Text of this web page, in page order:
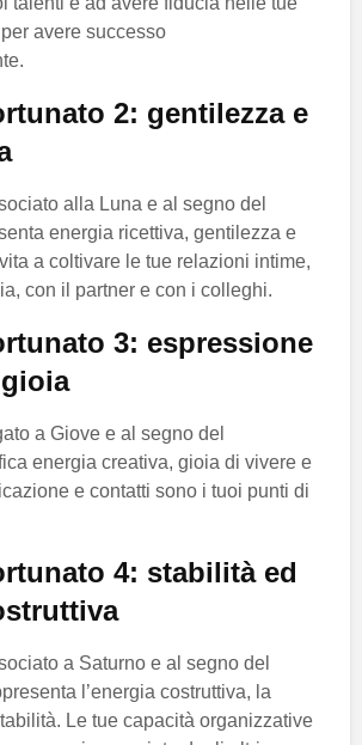
avere successo
2: gentilezza e
alla Luna e al segno del
energia ricettiva, gentilezza e
a coltivare le tue relazioni intime,
con il partner e con i colleghi.
3: espressione
a Giove e al segno del
energia creativa, gioia di vivere e
e contatti sono i tuoi punti di
4: stabilità ed
a Saturno e al segno del
l’energia costruttiva, la
Le tue capacità organizzative